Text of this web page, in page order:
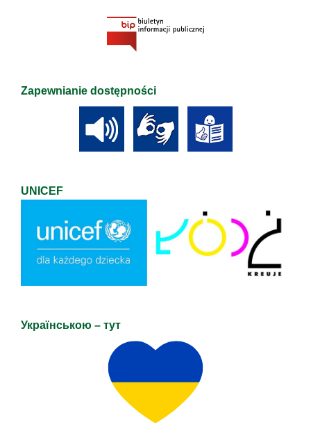
Zapewnianie dostępności
UNICEF
Українською – тут